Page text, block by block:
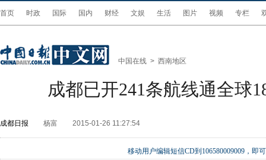
首页 时政 国际 国内 财经 文娱 生活 图片 视频 专栏
中国在线 > 西南地区
成都已开241条航线通全球
成都日报 杨富 2015-01-26 11:27:54
移动用户编辑短信CD到106580009009，即